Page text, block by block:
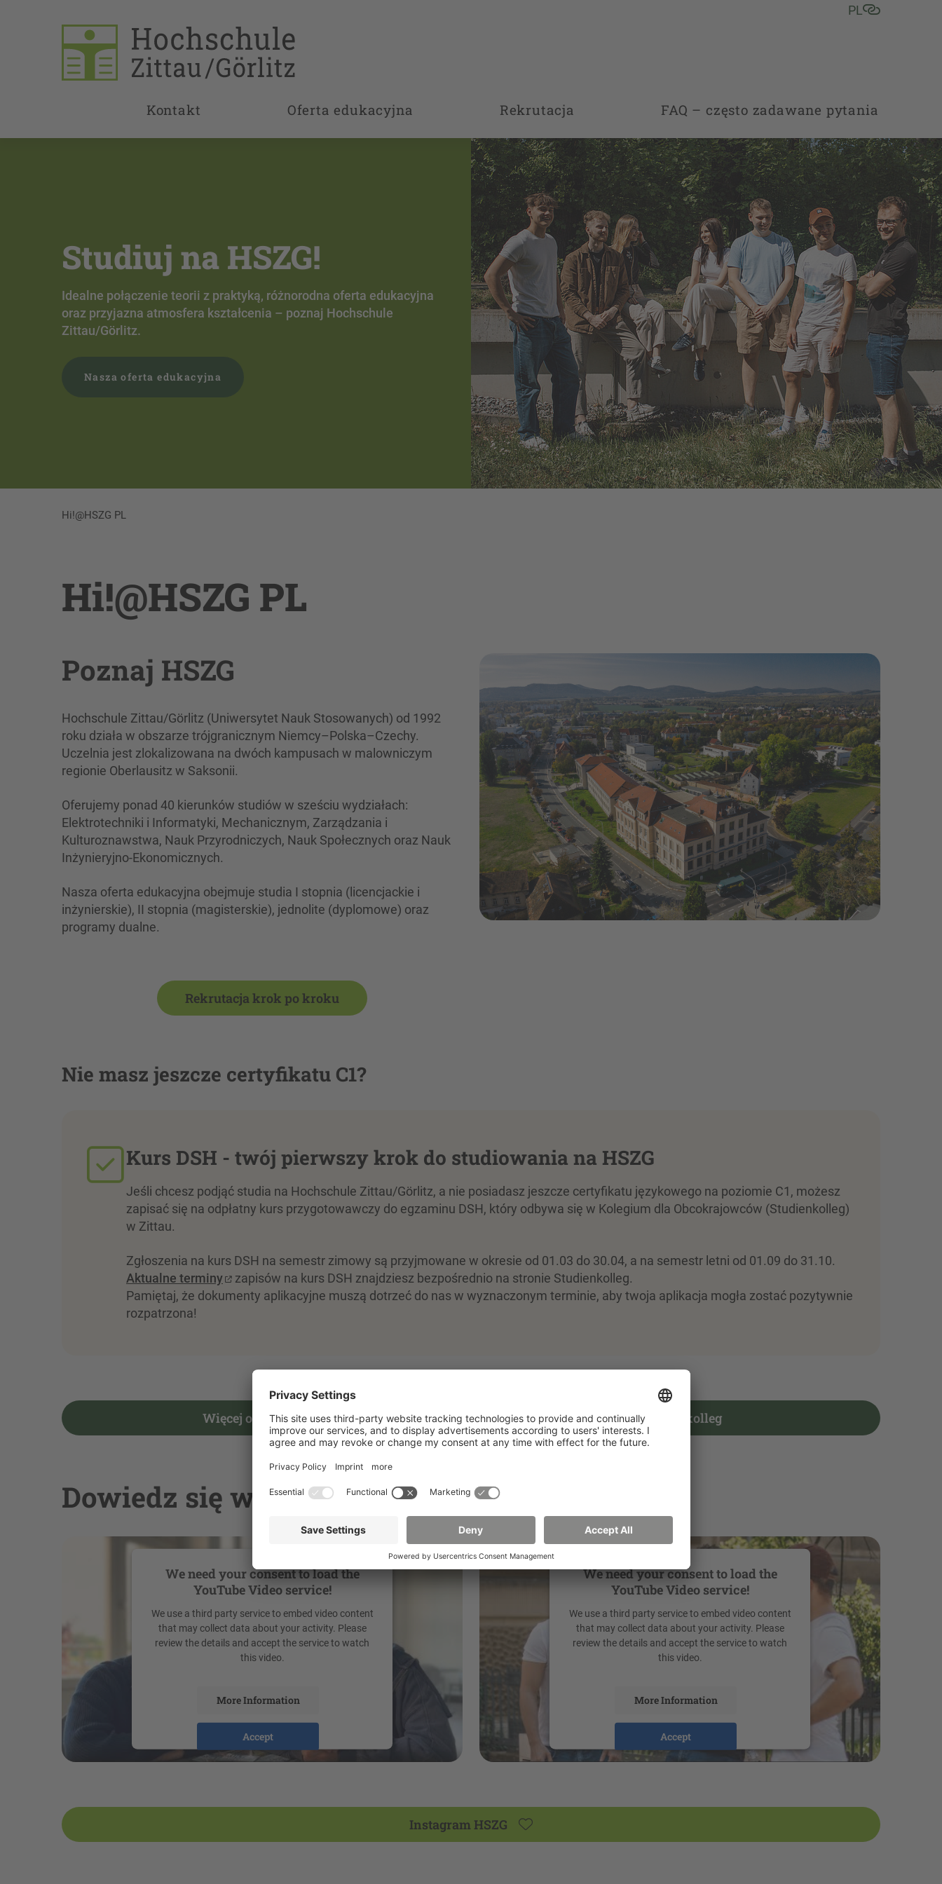
PL
Kontakt Oferta edukacyjna Rekrutacja FAQ – często zadawane pytania
Aplikuj na studia już
dziś!
Rozpocznij wymarzone studia na Hochschule Zittau/Görlitz od
semestru zimowego 2026/27. Rekrutacja trwa do 30.09 (kierunki z
Hi!@HSZG PL
Hi!@HSZG PL
Poznaj HSZG
Hochschule Zittau/Görlitz (Uniwersytet Nauk Stosowanych) od 1992
roku działa w obszarze trójgranicznym Niemcy–Polska–Czechy.
Uczelnia jest zlokalizowana na dwóch kampusach w malowniczym
regionie Oberlausitz w Saksonii.
Oferujemy ponad 40 kierunków studiów w sześciu wydziałach:
Elektrotechniki i Informatyki, Mechanicznym, Zarządzania i
Kulturoznawstwa, Nauk Przyrodniczych, Nauk Społecznych oraz Nauk
Inżynieryjno-Ekonomicznych.
Nasza oferta edukacyjna obejmuje studia I stopnia (licencjackie i
inżynierskie), II stopnia (magisterskie), jednolite (dyplomowe) oraz
programy dualne.
Rekrutacja krok po kroku
Nie masz jeszcze certyfikatu C1?
Kurs DSH - twój pierwszy krok do studiowania na HSZG
Jeśli chcesz podjąć studia na Hochschule Zittau/Görlitz, a nie posiadasz jeszcze certyfikatu językowego na poziomie C1, możesz
zapisać się na odpłatny kurs przygotowawczy do egzaminu DSH, który odbywa się w Kolegium dla Obcokrajowców (Studienkolleg)
w Zittau.
Zgłoszenia na kurs DSH na semestr zimowy są przyjmowane w okresie od 01.03 do 30.04, a na semestr letni od 01.09 do 31.10.
Aktualne terminy
zapisów na kurs DSH znajdziesz bezpośrednio na stronie Studienkolleg.
Pamiętaj, że dokumenty aplikacyjne muszą dotrzeć do nas w wyznaczonym terminie, aby twoja aplikacja mogła zostać pozytywnie
rozpatrzona!
Więcej o kursie DSH Studienkolleg
Dowiedz się więcej!
We need your consent to load the
YouTube Video service!
We use a third party service to embed video content
that may collect data about your activity. Please
review the details and accept the service to watch
this video.
More Information
Accept
powered byUsercentrics Consent Management
We need your consent to load the
YouTube Video service!
We use a third party service to embed video content
that may collect data about your activity. Please
review the details and accept the service to watch
this video.
More Information
Accept
powered byUsercentrics Consent Management
Instagram HSZG